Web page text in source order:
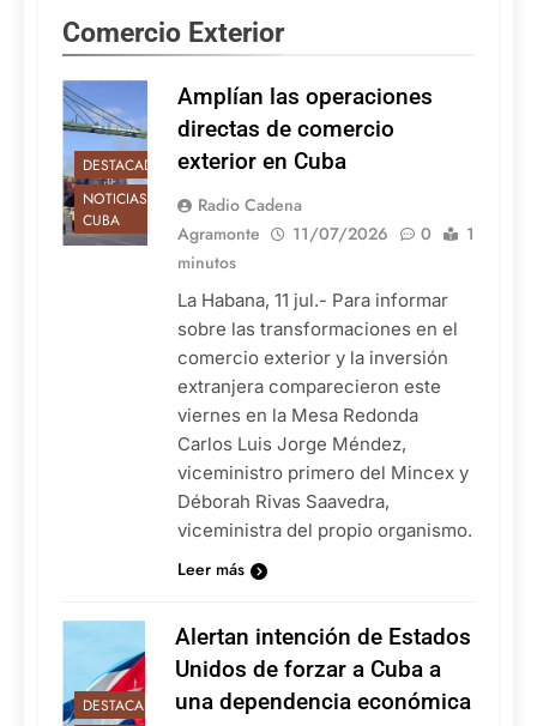
Comercio Exterior
DESTACADAS
NOTICIAS DE
CUBA
Amplían las operaciones
directas de comercio
exterior en Cuba
Radio Cadena
Agramonte
11/07/2026 0
1
minutos
La Habana, 11 jul.- Para informar
sobre las transformaciones en el
comercio exterior y la inversión
extranjera comparecieron este
viernes en la Mesa Redonda
Carlos Luis Jorge Méndez,
viceministro primero del Mincex y
Déborah Rivas Saavedra,
viceministra del propio organismo.
Leer más
DESTACADAS
Alertan intención de Estados
Unidos de forzar a Cuba a
una dependencia económica